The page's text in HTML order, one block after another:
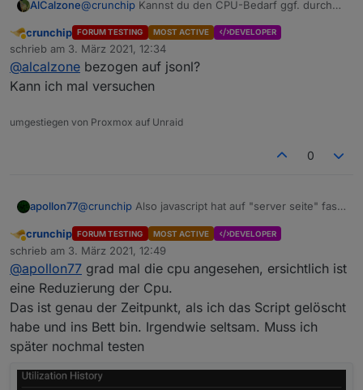
AlCalzone@crunchip Kannst du den CPU-Bedarf ggf. durch
Abwesend
crunchip FORUM TESTING MOST ACTIVE DEVELOPER
schrieb am 3. März 2021, 12:34
zuletzt editiert von
@alcalzone bezogen auf jsonl?
Kann ich mal versuchen
umgestiegen von Proxmox auf Unraid
0
apollon77@crunchip Also javascript hat auf "server seite" fast
unwahrscheinlich
Abwesend
crunchip FORUM TESTING MOST ACTIVE DEVELOPER
schrieb am 3. März 2021, 12:49
zuletzt editiert von
@apollon77 grad mal die cpu angesehen, ersichtlich ist
eine Reduzierung der Cpu.
Das ist genau der Zeitpunkt, als ich das Script gelöscht
habe und ins Bett bin. Irgendwie seltsam. Muss ich
später nochmal testen